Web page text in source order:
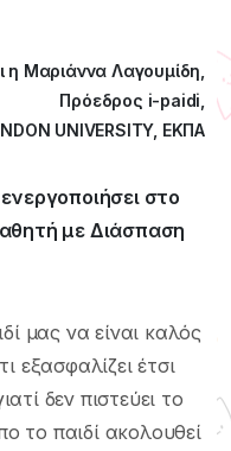
η Μαριάννα Λαγουμίδη,
Πρόεδρος i-paidi,
UNIVERSITY, ΕΚΠΑ
στο
με Διάσπαση
μας να είναι καλός
εξασφαλίζει έτσι
δεν πιστεύει το
το παιδί ακολουθεί